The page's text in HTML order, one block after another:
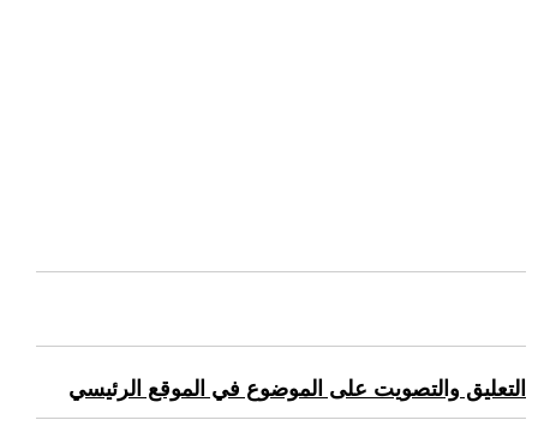
التعليق والتصويت على الموضوع في الموقع الرئيسي